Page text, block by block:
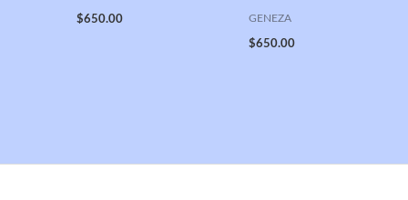
$650.00 GENEZA
$650.00